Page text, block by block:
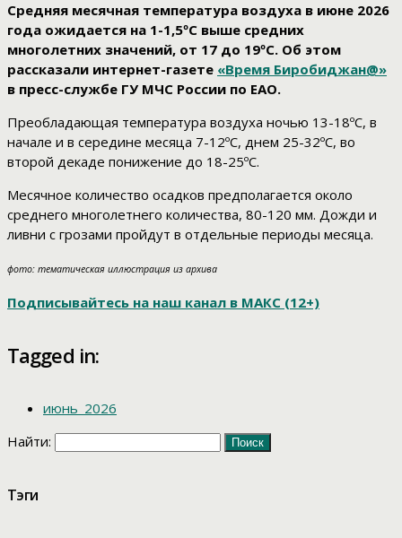
Средняя месячная температура воздуха в июне 2026
года ожидается на 1-1,5ºС выше средних
многолетних значений, от 17 до 19ºС. Об этом
рассказали интернет-газете «Время Биробиджан@»
в пресс-службе ГУ МЧС России по ЕАО.
Преобладающая температура воздуха ночью 13-18ºС, в
начале и в середине месяца 7-12ºС, днем 25-32ºС, во
второй декаде понижение до 18-25ºС.
Месячное количество осадков предполагается около
среднего многолетнего количества, 80-120 мм. Дожди и
ливни с грозами пройдут в отдельные периоды месяца.
фото: тематическая иллюстрация из архива
Подписывайтесь на наш канал в МАКС (12+)
Tagged in:
июнь_2026
Найти:
Тэги